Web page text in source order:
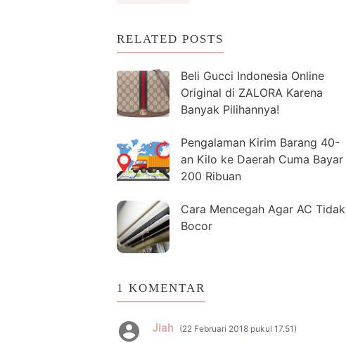
RELATED POSTS
Beli Gucci Indonesia Online
Original di ZALORA Karena
Banyak Pilihannya!
Pengalaman Kirim Barang 40-
an Kilo ke Daerah Cuma Bayar
200 Ribuan
Cara Mencegah Agar AC Tidak
Bocor
1 KOMENTAR
Jiah 22 Februari 2018 pukul 17.51